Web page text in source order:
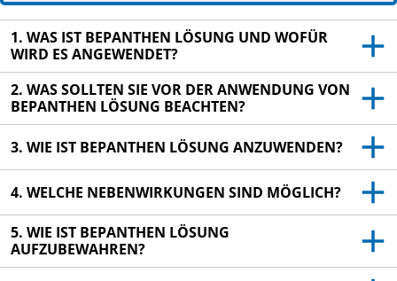
Heben Sie die Packungsbeilage auf. Vielleicht
möchten Sie diese später nochmals lesen.
Fragen Sie Ihren Apotheker, wenn Sie weitere
Informationen oder einen Rat benötigen.
Wenn Sie Nebenwirkungen bemerken, wenden Sie
sich an Ihren Arzt oder Apotheker. Dies gilt auch
für Nebenwirkungen, die nicht in dieser
Packungsbeilage angegeben sind. Siehe Abschnitt
4.
Wenn sich Ihr Krankheitsbild nach 7 Tagen nicht
gebessert oder gar verschlimmert hat, wenden
Sie sich an Ihren Arzt.
1. WAS IST BEPANTHEN LÖSUNG UND WOFÜR
WIRD ES ANGEWENDET?
2. WAS SOLLTEN SIE VOR DER ANWENDUNG VON
BEPANTHEN LÖSUNG BEACHTEN?
3. WIE IST BEPANTHEN LÖSUNG ANZUWENDEN?
4. WELCHE NEBENWIRKUNGEN SIND MÖGLICH?
5. WIE IST BEPANTHEN LÖSUNG
AUFZUBEWAHREN?